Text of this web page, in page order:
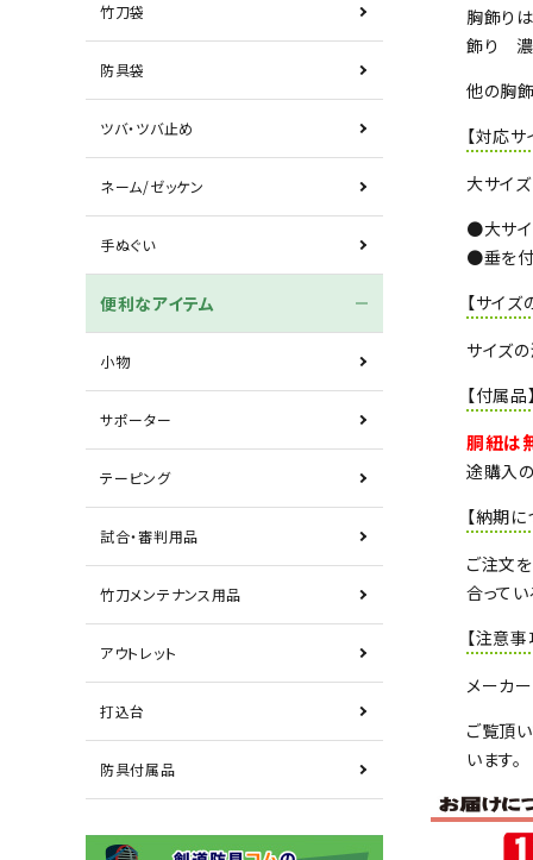
竹刀袋
防具袋
ツバ・ツバ止め
ネーム/ゼッケン
手ぬぐい
便利なアイテム
小物
サポーター
テーピング
試合・審判用品
竹刀メンテナンス用品
アウトレット
打込台
防具付属品
胸飾り
飾り 濃
他の胸
【対応サ
大サイ
●大サ
●垂を
【サイズ
サイズ
【付属品
胴紐は
途購入
【納期に
ご注文
合って
【注意事
メーカ
ご覧頂
います。